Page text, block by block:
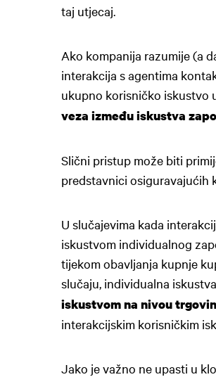
taj utjecaj.
Ako kompanija razumije (a
interakcija s agentima
ukupno korisničko iskustvo
veza između iskustva
Slični pristup može biti
predstavnici osiguravajućih
U slučajevima kada
iskustvom individualnog
tijekom obavljanja kupnje
slučaju, individualna
iskustvom na nivou
interakcijskim korisničkim
Jako je važno ne upasti u